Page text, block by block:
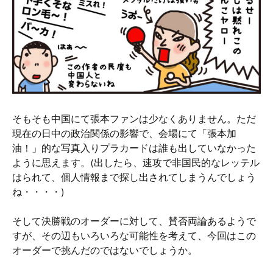
そもそも中国にて張本ファンは少なくありません。ただ
現在の日中の政治関係の影響で、会場にて「張本加
油！」的な写真入りプラカードは誰も出していなかった
ように思えます。(出したら、速攻で非国民的なレッテル
はられて、個人情報まで探し出されてしまうんでしょう
ね・・・・)
そして決勝戦のオーダーに対して、賛否両論あるようで
すが、その辺もいろいろな可能性を考えて、今回はこの
オーダーで挑んだのではないでしょうか。